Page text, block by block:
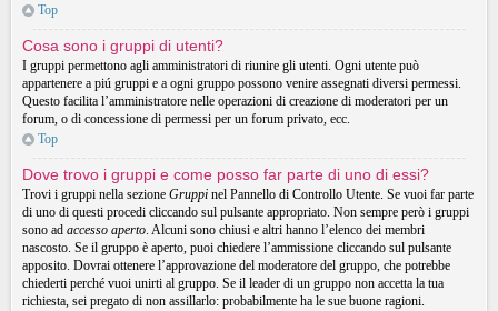
Top
Cosa sono i gruppi di utenti?
I gruppi permettono agli amministratori di riunire gli utenti. Ogni utente può
appartenere a piú gruppi e a ogni gruppo possono venire assegnati diversi permessi.
Questo facilita l’amministratore nelle operazioni di creazione di moderatori per un
forum, o di concessione di permessi per un forum privato, ecc.
Top
Dove trovo i gruppi e come posso far parte di uno di essi?
Trovi i gruppi nella sezione Gruppi nel Pannello di Controllo Utente. Se vuoi far parte
di uno di questi procedi cliccando sul pulsante appropriato. Non sempre però i gruppi
sono ad accesso aperto. Alcuni sono chiusi e altri hanno l’elenco dei membri
nascosto. Se il gruppo è aperto, puoi chiedere l’ammissione cliccando sul pulsante
apposito. Dovrai ottenere l’approvazione del moderatore del gruppo, che potrebbe
chiederti perché vuoi unirti al gruppo. Se il leader di un gruppo non accetta la tua
richiesta, sei pregato di non assillarlo: probabilmente ha le sue buone ragioni.